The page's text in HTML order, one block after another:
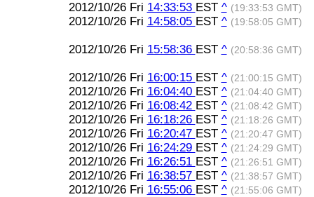
2012/10/26 Fri 14:33:53 EST ^ (19:33:53 GMT)
2012/10/26 Fri 14:58:05 EST ^ (19:58:05 GMT)
2012/10/26 Fri 15:58:36 EST ^ (20:58:36 GMT)
2012/10/26 Fri 16:00:15 EST ^ (21:00:15 GMT)
2012/10/26 Fri 16:04:40 EST ^ (21:04:40 GMT)
2012/10/26 Fri 16:08:42 EST ^ (21:08:42 GMT)
2012/10/26 Fri 16:18:26 EST ^ (21:18:26 GMT)
2012/10/26 Fri 16:20:47 EST ^ (21:20:47 GMT)
2012/10/26 Fri 16:24:29 EST ^ (21:24:29 GMT)
2012/10/26 Fri 16:26:51 EST ^ (21:26:51 GMT)
2012/10/26 Fri 16:38:57 EST ^ (21:38:57 GMT)
2012/10/26 Fri 16:55:06 EST ^ (21:55:06 GMT)